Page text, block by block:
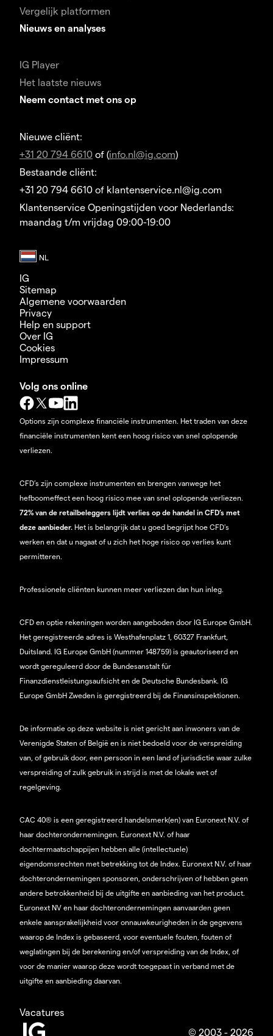
Vergelijk platformen
Nieuws en analyses
IG Player
Het laatste nieuws
Neem contact met ons op
Nieuwe cliënt:
+31 20 794 6610 of (info.nl@ig.com)
Bestaande cliënt:
+31 20 794 6610 of klantenservice.nl@ig.com
Klantenservice Openingstijden voor Nederlands:
maandag t/m vrijdag 09:00-19:00
IG
Sitemap
Algemene voorwaarden
Privacy
Help en support
Over IG
Cookies
Impressum
Volg ons online
Options zijn complexe financiële instrumenten. Het traden van deze
financiële instrumenten kent een hoog risico van snel oplopende
verliezen.
CFD’s zijn complexe instrumenten en brengen vanwege het
hefboomeffect een hoog risico mee van snel oplopende verliezen.
72% van de retailbeleggers lijdt verlies op de handel in CFD’s met
deze aanbieder. Het is belangrijk dat u goed begrijpt hoe CFD's
werken en dat u nagaat of u zich het hoge risico op verlies kunt
permitteren.
Professionele cliënten kunnen meer verliezen dan hun inleg.
CFD en optie rekeningen worden aangeboden door IG Europe GmbH.
Het geregistreerde adres is Westhafenplatz 1, 60327 Frankfurt,
Duitsland. IG Europe GmbH (nummer 148759) is geautoriseerd en
wordt gereguleerd door de Bundesanstalt für
Finanzdienstleistungsaufsicht en de Deutsche Bundesbank. IG
Europe GmbH Zweden is geregistreerd bij de Finansinspektionen.
De informatie op deze website is niet gericht aan inwoners van de
Verenigde Staten of België en is niet bedoeld voor de verspreiding
van, of gebruik door, een persoon in een land of jurisdictie waar zulke
verspreiding of zulk gebruik in strijd is met de lokale wet of
regelgeving.
CAC 40® is een geregistreerd handelsmerk(en) van Euronext N.V. of
haar dochterondernemingen. Euronext N.V. of haar
dochtermaatschappijen hebben alle (intellectuele)
eigendomsrechten met betrekking tot de Index. Euronext N.V. of haar
dochterondernemingen sponsoren, onderschrijven of hebben geen
andere betrokkenheid bij de uitgifte en aanbieding van het product.
Euronext NV en haar dochterondernemingen aanvaarden geen
enkele aansprakelijkheid voor onnauwkeurigheden in de gegevens
waarop de Index is gebaseerd, voor eventuele fouten, fouten of
weglatingen bij de berekening en/of verspreiding van de Index, of
voor de manier waarop deze wordt toegepast in verband met de
uitgifte en aanbieding daarvan.
Vacatures
© 2003 - 2026